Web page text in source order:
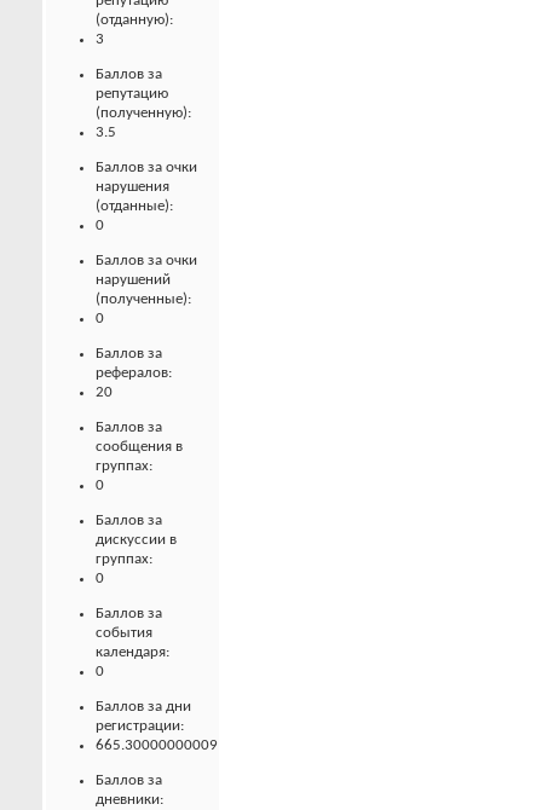
(отданную):
3
Баллов за
репутацию
(полученную):
3.5
Баллов за очки
нарушения
(отданные):
0
Баллов за очки
нарушений
(полученные):
0
Баллов за
рефералов:
20
Баллов за
сообщения в
группах:
0
Баллов за
дискуссии в
группах:
0
Баллов за
события
календаря:
0
Баллов за дни
регистрации:
665.30000000009
Баллов за
дневники: